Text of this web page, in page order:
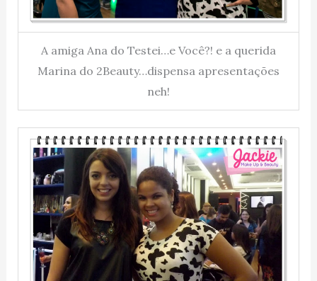
A amiga Ana do Testei…e Você?! e a querida
Marina do 2Beauty…dispensa apresentações
neh!